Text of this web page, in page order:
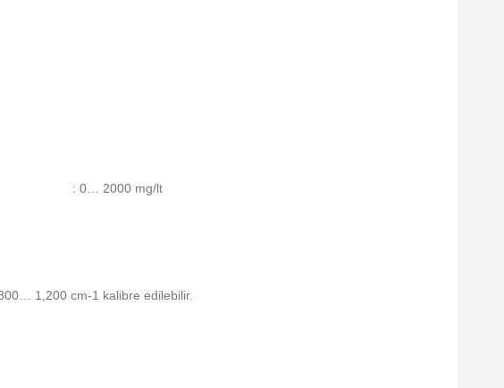
: 0… 2000 mg/lt
1,200 cm-1 kalibre edilebilir.